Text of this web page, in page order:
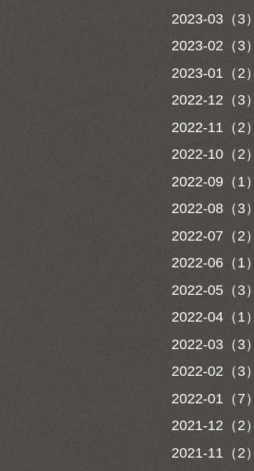
2023-03（3）
2023-02（3）
2023-01（2）
2022-12（3）
2022-11（2）
2022-10（2）
2022-09（1）
2022-08（3）
2022-07（2）
2022-06（1）
2022-05（3）
2022-04（1）
2022-03（3）
2022-02（3）
2022-01（7）
2021-12（2）
2021-11（2）